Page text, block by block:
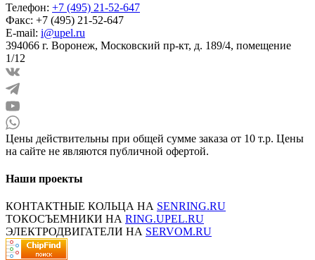
Телефон: +7 (495) 21-52-647
Факс: +7 (495) 21-52-647
E-mail: i@upel.ru
394066 г. Воронеж, Московский пр-кт, д. 189/4, помещение
1/12
Цены действительны при общей сумме заказа от 10 т.р. Цены
на сайте не являются публичной офертой.
Наши проекты
КОНТАКТНЫЕ КОЛЬЦА НА SENRING.RU
ТОКОСЪЕМНИКИ НА RING.UPEL.RU
ЭЛЕКТРОДВИГАТЕЛИ НА SERVOM.RU